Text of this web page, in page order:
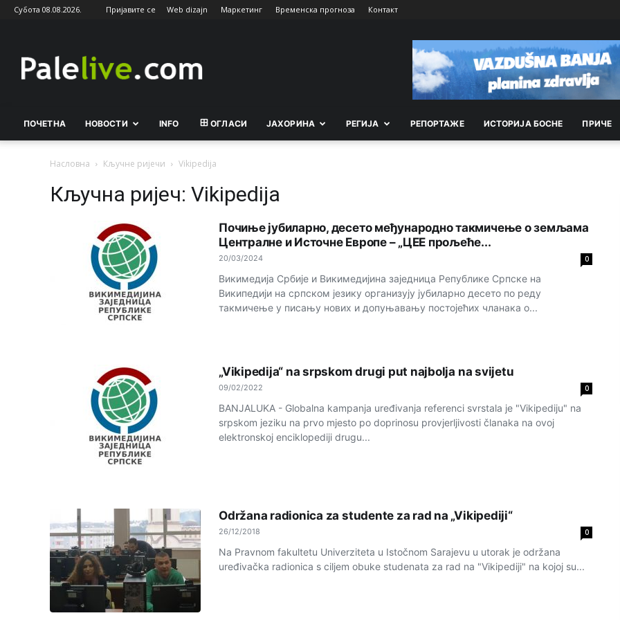
Субота 08.08.2026. Пријавите се Web dizajn Маркетинг Временска прогноза Контакт
ПОЧЕТНА НОВОСТИ INFO ОГЛАСИ ЈАХОРИНА РEГИЈА РEПОРТАЖE ИСТОРИЈА БОСНЕ ПРИЧЕ
Насловна Кључне ријечи Vikipedija
Кључна ријеч: Vikipedija
Почиње јубиларно, десето међународно такмичење о земљама
Централне и Источне Европе – „ЦЕЕ прољеће...
20/03/2024 0
Викимедија Србије и Викимедијина заједница Републике Српске на
Википедији на српском језику организују јубиларно десето по реду
такмичење у писању нових и допуњавању постојећих чланака о...
„Vikipedija“ na srpskom drugi put najbolja na svijetu
09/02/2022 0
BANJALUKA - Globalna kampanja uređivanja referenci svrstala je "Vikipediju" na
srpskom jeziku na prvo mjesto po doprinosu provjerljivosti članaka na ovoj
elektronskoj enciklopediji drugu...
Održana radionica za studente za rad na „Vikipediji“
26/12/2018 0
Na Pravnom fakultetu Univerziteta u Istočnom Sarajevu u utorak je održana
uređivačka radionica s ciljem obuke studenata za rad na "Vikipediji" na kojoj su...